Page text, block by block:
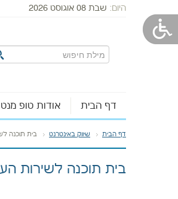
היום: שבת 08 אוגוסט 2026
דף הבית אודות טופ
דף הבית שיווק באינטרנט בית תוכנה
בית תוכנה לשירות